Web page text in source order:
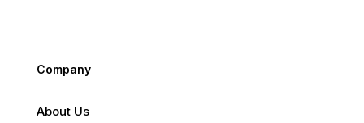
Company
About Us